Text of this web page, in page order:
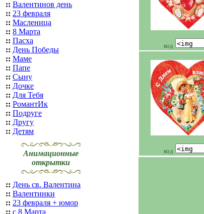
:: Валентинов день
:: 23 февраля
:: Масленица
:: 8 Марта
:: Пасха
:: День Победы
:: Маме
:: Папе
:: Сыну
:: Дочке
:: Для Тебя
:: РомантИк
:: Подруге
:: Другу
:: Детям
Анимационные
открытки
:: День св. Валентина
:: Валентинки
:: 23 февраля + юмор
:: с 8 Марта
код
код